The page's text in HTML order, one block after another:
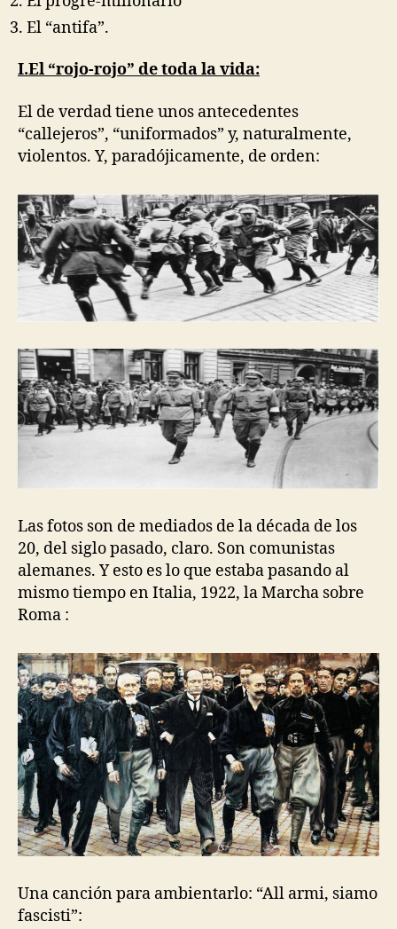
El “antifa”.
I.El “rojo-rojo” de toda la vida:
El de verdad tiene unos antecedentes
“callejeros”, “uniformados” y, naturalmente,
violentos. Y, paradójicamente, de orden:
Las fotos son de mediados de la década de los
20, del siglo pasado, claro. Son comunistas
alemanes. Y esto es lo que estaba pasando al
mismo tiempo en Italia, 1922, la Marcha sobre
Roma :
Una canción para ambientarlo: “All armi, siamo
fascisti”: